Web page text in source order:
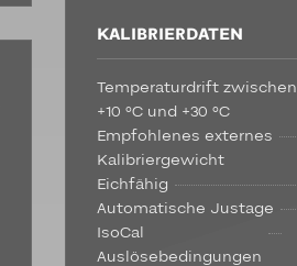
KALIBRIERDATEN
Temperaturdrift zwischen
+10 °C und +30 °C
Empfohlenes externes
Kalibriergewicht
Eichfähig
Automatische Justage
IsoCal
Auslösebedingungen